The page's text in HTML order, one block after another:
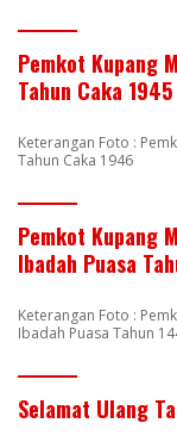
Pemkot Kupang
Tahun Caka 1945
Keterangan Foto :
Tahun Caka 1946
Pemkot Kupang
Ibadah Puasa
Keterangan Foto :
Ibadah Puasa Tahun
Selamat Ulang